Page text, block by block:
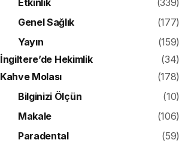
Etkinlik
(339)
Genel Sağlık
(177)
Yayın
(159)
İngiltere’de Hekimlik
(34)
Kahve Molası
(178)
Bilginizi Ölçün
(10)
Makale
(106)
Paradental
(59)